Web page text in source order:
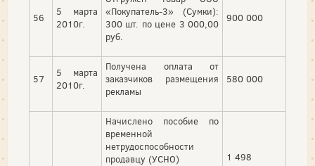
56
5 марта
2010г.
«Покупатель-3» (Сумки):
300 шт. по цене 3 000,00
руб.
900 000
57
5 марта
2010г.
Получена оплата от
заказчиков размещения
рекламы
580 000
Начислено пособие по
временной
нетрудоспособности
продавцу (УСНО)
1 498